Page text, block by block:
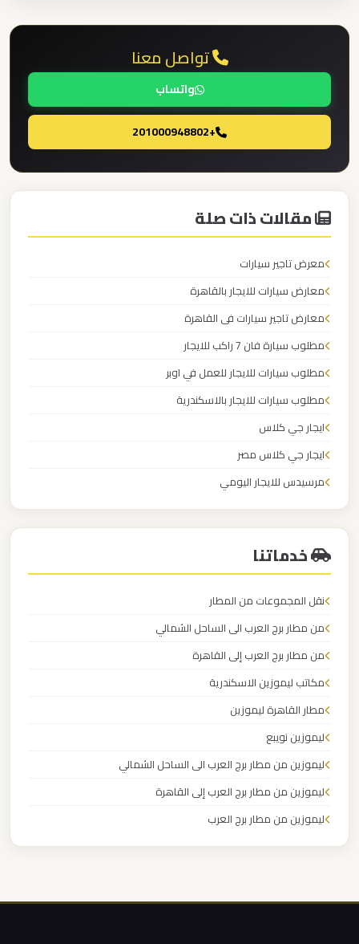
تواصل معنا
واتساب
+201000948802
مقالات ذات صلة
معرض تاجير سيارات
معارض سيارات للايجار بالقاهرة
معارض تاجير سيارات فى القاهرة
مطلوب سيارة فان 7 راكب للايجار
مطلوب سيارات للايجار للعمل في اوبر
مطلوب سيارات للايجار بالاسكندرية
ايجار جي كلاس
ايجار جي كلاس مصر
مرسيدس للايجار اليومي
محل ايجار سيارات
خدماتنا
نقل المجموعات من المطار
من مطار برج العرب الى الساحل الشمالي
من مطار برج العرب إلى القاهرة
مكاتب ليموزين الاسكندرية
مطار القاهرة ليموزين
ليموزين نويبع
ليموزين من مطار برج العرب الى الساحل الشمالي
ليموزين من مطار برج العرب إلى القاهرة
ليموزين من مطار برج العرب
ليموزين من مطار القاهرة
ليموزين من القاهرة الى مطار برج العرب
الجديدة
ليموزين
مصر
ليموزين
مرسيدس
بالسائق
ليموزين
مرسيدس
ليموزين
مرسي
مطروح
ليموزين
مرسي
ليموزين
ليموزين
مدينة
ليموزين
ليموزين